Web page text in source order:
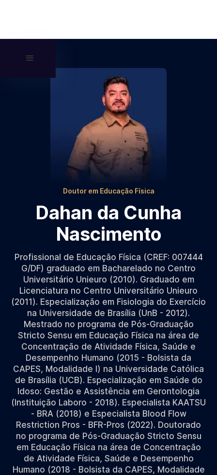
Doutor em Educação Física
Dahan da Cunha
Nascimento
Profissional de Educação Física (CREF: 007444
G/DF) graduado em Bacharelado no Centro
Universitário Unieuro (2010). Graduado em
Licenciatura no Centro Universitário Unieuro
(2011). Especialização em Fisiologia do Exercício
na Universidade de Brasília (UnB - 2012).
Mestrado no programa de Pós-Graduação
Stricto Sensu em Educação Física na área de
Concentração de Atividade Física, Saúde e
Desempenho Humano (2015 - Bolsista da
CAPES, Modalidade I) na Universidade Católica
de Brasília (UCB). Especialização em Saúde do
Idoso: Gestão e Assistência em Gerontologia
(Instituição Laboro - 2018). Especialista KAATSU
- BRA (2018) e Especialista Blood Flow
Restriction Pros - BFR-Pros (2022). Doutorado
no programa de Pós-Graduação Stricto Sensu
em Educação Física na área de Concentração
de Atividade Física, Saúde e Desempenho
Humano (2018 - Bolsista da CAPES, Modalidade